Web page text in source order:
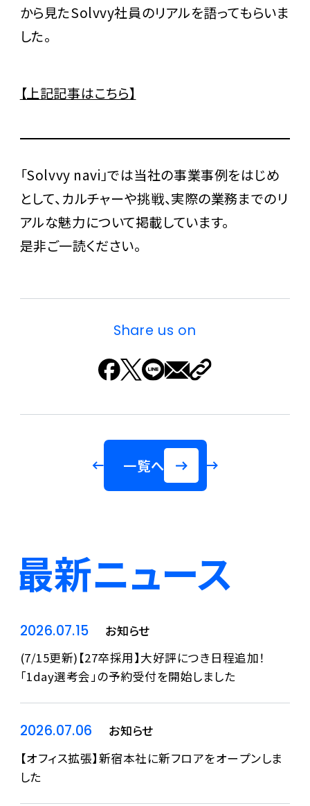
から見たSolvvy社員のリアルを語ってもらいま
した。
【上記記事はこちら】
「Solvvy navi」では当社の事業事例をはじめ
として、カルチャーや挑戦、実際の業務までのリ
アルな魅力について掲載しています。
是非ご一読ください。
Share us on
一覧へ
最新ニュース
2026.07.15
お知らせ
(7/15更新)【27卒採用】大好評につき日程追加！
「1day選考会」の予約受付を開始しました
2026.07.06
お知らせ
【オフィス拡張】新宿本社に新フロアをオープンしま
した